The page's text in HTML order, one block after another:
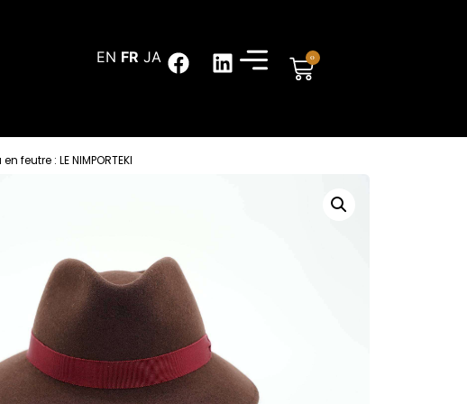
EN FR JA 0
feutre : LE NIMPORTEKI